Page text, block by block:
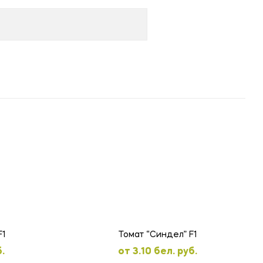
Томат “Синдел” F1
oт3.10 бел. руб.